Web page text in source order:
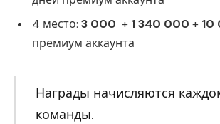
4 место: 3 000 + 1 340 000 + 10
премиум аккаунта
Награды начисляются
команды.